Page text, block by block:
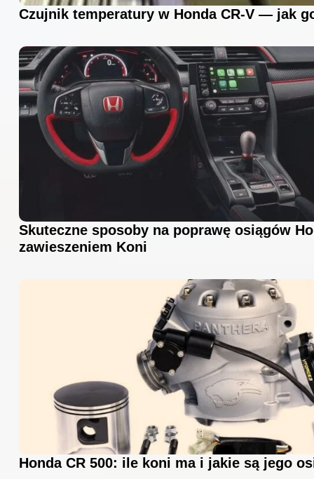
Czujnik temperatury w Honda CR-V — jak
Skuteczne sposoby na poprawę osiągów
zawieszeniem Koni
Honda CR 500: ile koni ma i jakie są jego